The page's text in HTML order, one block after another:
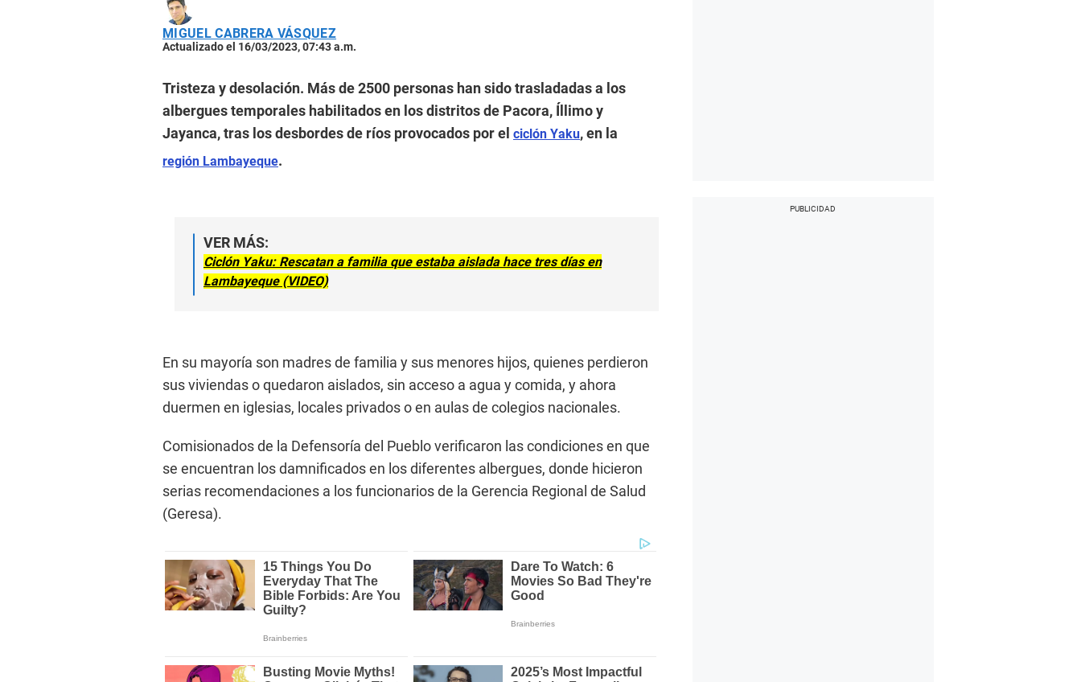
MIGUEL CABRERA VÁSQUEZ
Actualizado el 16/03/2023, 07:43 a.m.
Tristeza y desolación. Más de 2500 personas han sido trasladadas a los
albergues temporales habilitados en los distritos de Pacora, Íllimo y
Jayanca, tras los desbordes de ríos provocados por el ciclón Yaku, en la
región Lambayeque.
VER MÁS:
Ciclón Yaku: Rescatan a familia que estaba aislada hace tres días en
Lambayeque (VIDEO)
En su mayoría son madres de familia y sus menores hijos, quienes perdieron
sus viviendas o quedaron aislados, sin acceso a agua y comida, y ahora
duermen en iglesias, locales privados o en aulas de colegios nacionales.
Comisionados de la Defensoría del Pueblo verificaron las condiciones en que
se encuentran los damnificados en los diferentes albergues, donde hicieron
serias recomendaciones a los funcionarios de la Gerencia Regional de Salud
(Geresa).